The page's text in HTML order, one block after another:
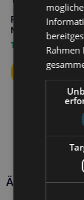
ROYAL CANIN
Nassfutter für
1,80
Ähnliche
Rahmen